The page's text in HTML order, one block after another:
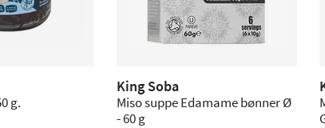
g.
King Soba
Miso suppe Edamame bønner Ø
- 60 g